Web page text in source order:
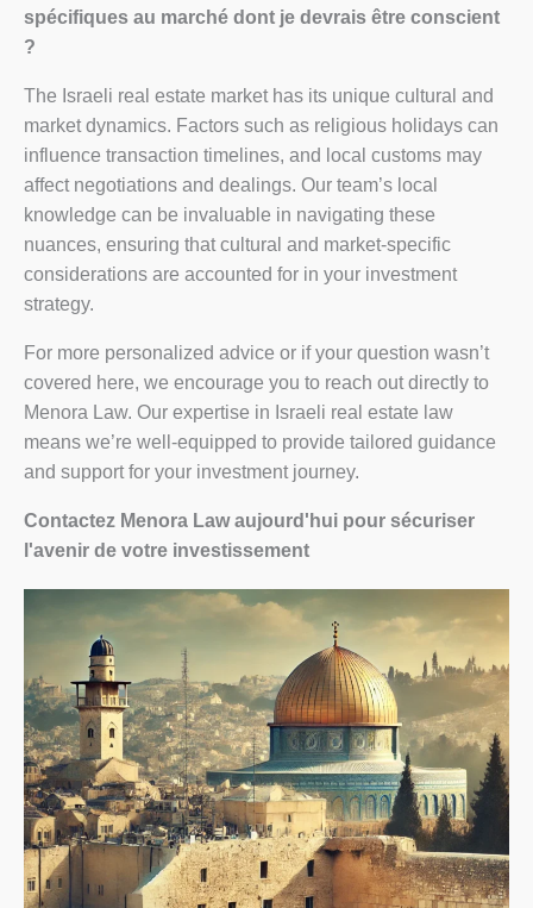
spécifiques au marché dont je devrais être conscient
?
The Israeli real estate market has its unique cultural and
market dynamics. Factors such as religious holidays can
influence transaction timelines, and local customs may
affect negotiations and dealings. Our team’s local
knowledge can be invaluable in navigating these
nuances, ensuring that cultural and market-specific
considerations are accounted for in your investment
strategy.
For more personalized advice or if your question wasn’t
covered here, we encourage you to reach out directly to
Menora Law. Our expertise in Israeli real estate law
means we’re well-equipped to provide tailored guidance
and support for your investment journey.
Contactez Menora Law aujourd'hui pour sécuriser
l'avenir de votre investissement